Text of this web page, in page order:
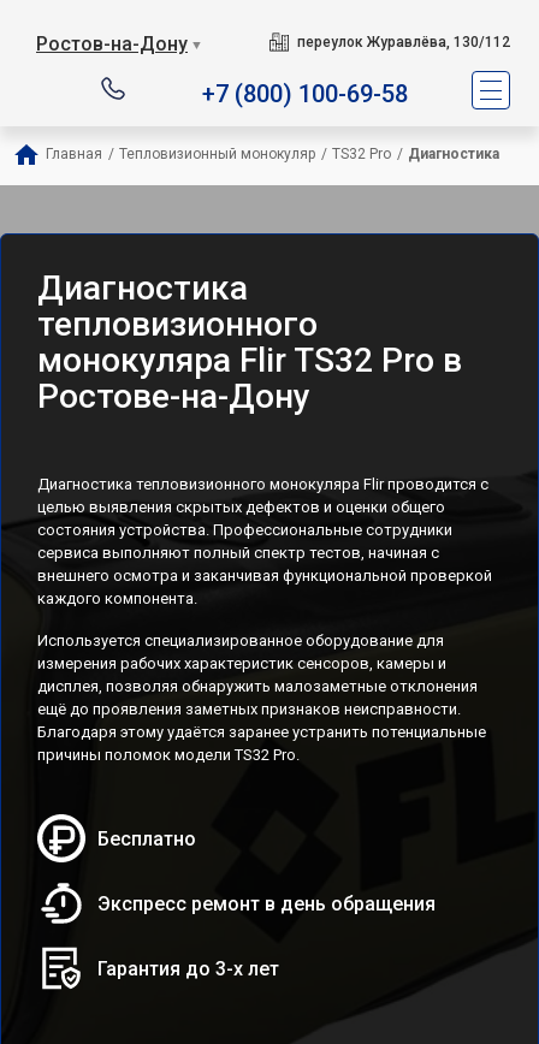
Ростов-на-Дону ▼ переулок Журавлёва, 130/112
+7 (800) 100-69-58
Главная / Тепловизионный монокуляр / TS32 Pro / Диагностика
Диагностика
тепловизионного
монокуляра Flir TS32 Pro в
Ростове-на-Дону
Диагностика тепловизионного монокуляра Flir проводится с
целью выявления скрытых дефектов и оценки общего
состояния устройства. Профессиональные сотрудники
сервиса выполняют полный спектр тестов, начиная с
внешнего осмотра и заканчивая функциональной проверкой
каждого компонента.
Используется специализированное оборудование для
измерения рабочих характеристик сенсоров, камеры и
дисплея, позволяя обнаружить малозаметные отклонения
ещё до проявления заметных признаков неисправности.
Благодаря этому удаётся заранее устранить потенциальные
причины поломок модели TS32 Pro.
Бесплатно
Экспресс ремонт в день обращения
Гарантия до 3-х лет